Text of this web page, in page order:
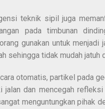
teknik sipil juga
pada timbunan
gunakan untuk menjadi
sehingga tidak mudah jatuh
otomatis, partikel pada
jalan dan mencegah refleksi
menguntungkan pihak